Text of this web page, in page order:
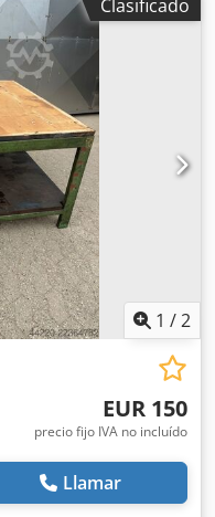
Clasificado
1 /2
EUR 150
precio fijo IVA no incluído
Llamar